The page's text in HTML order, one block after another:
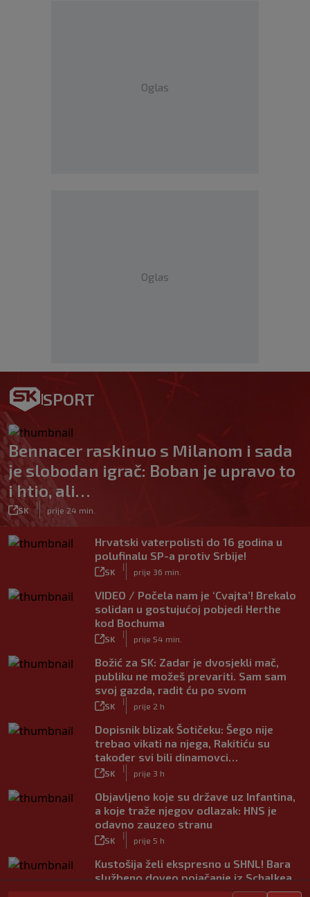
Oglas
Oglas
SPORT
Bennacer raskinuo s Milanom i sada
je slobodan igrač: Boban je upravo to
i htio, ali…
SK
|
prije 24 min.
Hrvatski vaterpolisti do 16 godina u
polufinalu SP-a protiv Srbije!
SK
|
prije 36 min.
VIDEO / Počela nam je ‘Cvajta’! Brekalo
solidan u gostujućoj pobjedi Herthe
kod Bochuma
SK
|
prije 54 min.
Božić za SK: Zadar je dvosjekli mač,
publiku ne možeš prevariti. Sam sam
svoj gazda, radit ću po svom
SK
|
prije 2 h
Dopisnik blizak Šotičeku: Šego nije
trebao vikati na njega, Rakitiću su
također svi bili dinamovci…
SK
|
prije 3 h
Objavljeno koje su države uz Infantina,
a koje traže njegov odlazak: HNS je
odavno zauzeo stranu
SK
|
prije 5 h
Kustošija želi ekspresno u SHNL! Bara
službeno doveo pojačanje iz Schalkea